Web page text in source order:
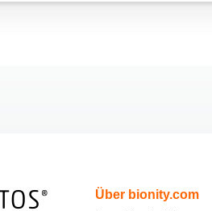
Über bionity.com